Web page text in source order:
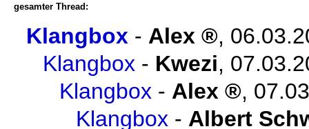
gesamter Thread:
Klangbox - Alex ,
Klangbox - Kwezi,
Klangbox - Alex ,
Klangbox - Albert